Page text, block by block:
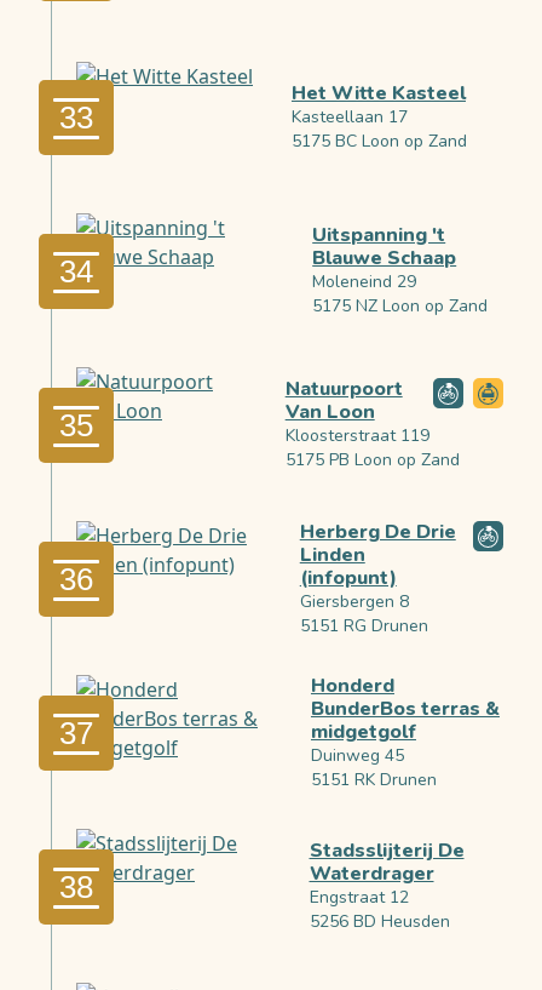
33
Het Witte Kasteel
Kasteellaan 17
5175 BC Loon op Zand
34
Uitspanning 't
Blauwe Schaap
Moleneind 29
5175 NZ Loon op Zand
35
Natuurpoort
Van Loon
Kloosterstraat 119
5175 PB Loon op Zand
36
Herberg De Drie
Linden
(infopunt)
Giersbergen 8
5151 RG Drunen
37
Honderd
BunderBos terras &
midgetgolf
Duinweg 45
5151 RK Drunen
38
Stadsslijterij De
Waterdrager
Engstraat 12
5256 BD Heusden